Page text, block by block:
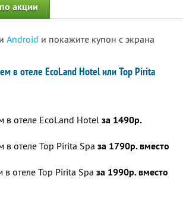
акции
Android и покажите купон с экрана
в отеле EcoLand Hotel или Top Pirita
в отеле EcoLand Hotelза 1490р.
отеле Top Pirita Spa за 1790р. вместо
отеле Top Pirita Spa за 1990р. вместо